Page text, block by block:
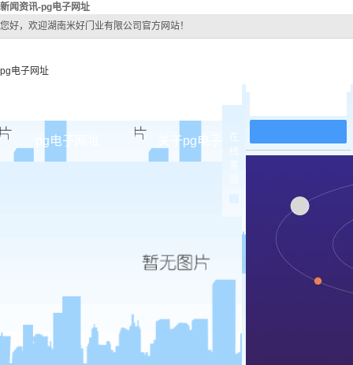
新闻资讯-pg电子网址
您好，欢迎湖南米好门业有限公司官方网站！
pg电子网址
pg电子网址 关于pg电子网址
公司团队
pg电子网址
实木油
实木3d
烤瓷
实木复
在